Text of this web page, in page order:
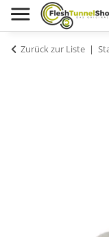
Zurück zur Liste